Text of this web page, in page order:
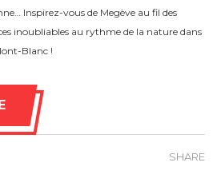
Inspirez-vous de Megève au fil des
inoubliables au rythme de la nature dans
Blanc !
SHARE